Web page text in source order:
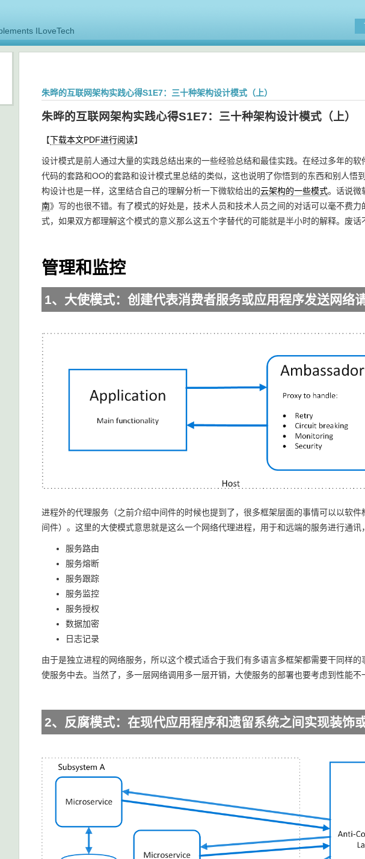
ILoveTech
朱晔的互联网架构实践心得S1E7：三十种架构设计模式（上）
朱晔的互联网架构实践心得S1E7：三十种架构设计模式（上）
【下载本文PDF进行阅读】
设计模式是前人通过大量的实践总结出来的一些经验总结和最佳实践。在经过多年的
代码的套路和OO的套路和设计模式里总结的类似，这也说明了你悟到的东西和别人
构设计也是一样，这里结合自己的理解分析一下微软给出的云架构的一些模式。话说微
南》写的也很不错。有了模式的好处是，技术人员和技术人员之间的对话可以毫不费
式，如果双方都理解这个模式的意义那么这五个字替代的可能就是半小时的解释。废
管理和监控
1、大使模式：创建代表消费者服务或应用程序发送网络
进程外的代理服务（之前介绍中间件的时候也提到了，很多框架层面的事情可以以软
间件）。这里的大使模式意思就是这么一个网络代理进程，用于和远端的服务进行通讯
服务路由
服务熔断
服务跟踪
服务监控
服务授权
数据加密
日志记录
由于是独立进程的网络服务，所以这个模式适合于我们有多语言多框架都需要干同样
使服务中去。当然了，多一层网络调用多一层开销，大使服务的部署也要考虑到性能
2、反腐模式：在现代应用程序和遗留系统之间实现装饰